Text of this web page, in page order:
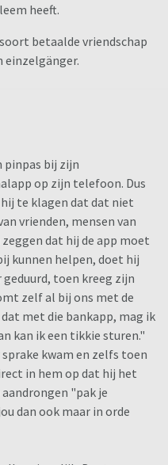
heeft.
betaalde vriendschap
einzelgänger.
pinpas bij zijn
op zijn telefoon. Dus
te klagen dat dat niet
vrienden, mensen van
dat hij de app moet
kunnen helpen, doet hij
geduurd, toen kreeg zijn
zelf al bij ons met de
met die bankapp, mag ik
kan ik een tikkie sturen."
kwam en zelfs toen
in hem op dat hij het
"pak je
dan ook maar in orde